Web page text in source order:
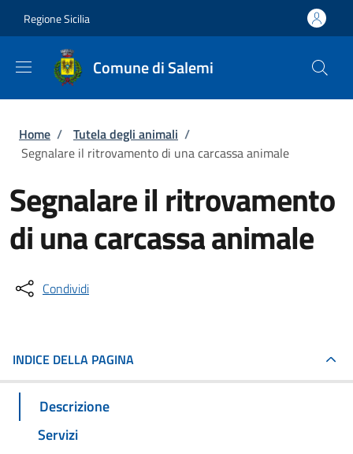
Regione Sicilia
Comune di Salemi
Briciole di pane
Home / Tutela degli animali /
Segnalare il ritrovamento di una carcassa animale
Segnalare il ritrovamento
di una carcassa animale
Condividi
INDICE DELLA PAGINA
Descrizione
Servizi